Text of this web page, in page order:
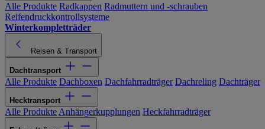
Alle Produkte Radkappen Radmuttern und -schrauben
Reifendruckkontrollsysteme
Winterkompletträder
Reisen & Transport
Dachtransport
Alle Produkte Dachboxen Dachfahrradträger Dachreling Dachträger
Hecktransport
Alle Produkte Anhängerkupplungen Heckfahrradträger